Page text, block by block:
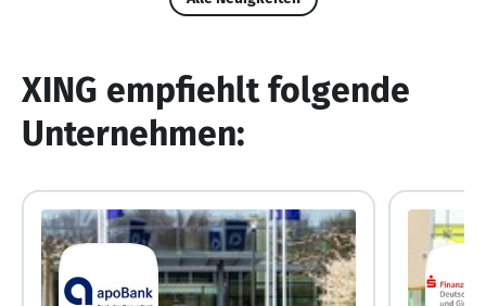
XING empfiehlt folgende
Unternehmen: